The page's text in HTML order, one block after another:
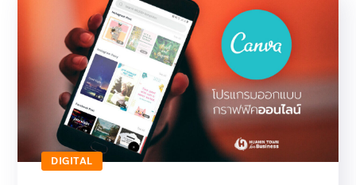
DIGITAL